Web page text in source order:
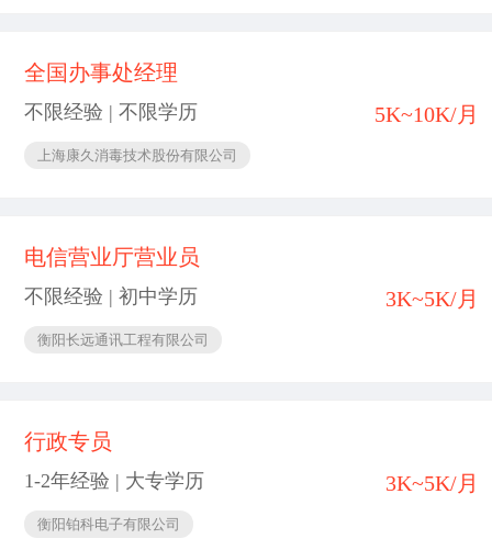
全国办事处经理
不限经验 | 不限学历
上海康久消毒技术股份有限公司
5K~10K/月
电信营业厅营业员
不限经验 | 初中学历
衡阳长远通讯工程有限公司
3K~5K/月
行政专员
1-2年经验 | 大专学历
衡阳铂科电子有限公司
3K~5K/月